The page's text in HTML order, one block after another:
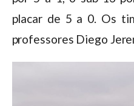
placar de 5 a 0. Os
professores Diego